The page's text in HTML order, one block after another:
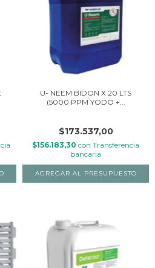
U- NEEM BIDON X 20 LTS
(5000 PPM YODO +...
$173.537,00
$156.183,30 con Transferencia
bancaria